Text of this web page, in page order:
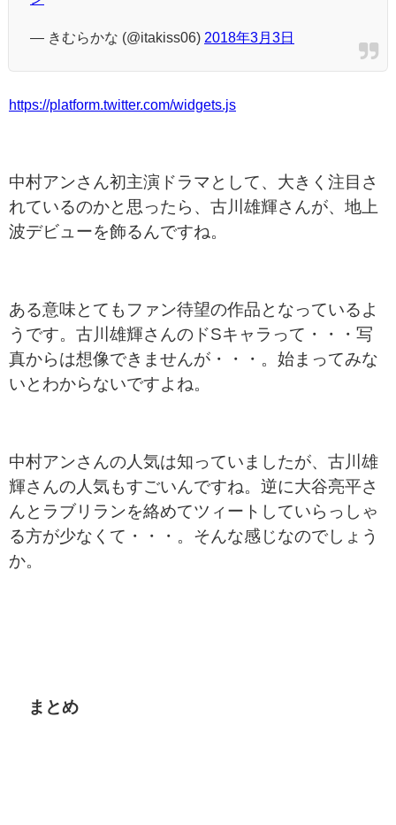
— きむらかな (@itakiss06) 2018年3月3日
https://platform.twitter.com/widgets.js
中村アンさん初主演ドラマとして、大きく注目さ
れているのかと思ったら、古川雄輝さんが、地上
波デビューを飾るんですね。
ある意味とてもファン待望の作品となっているよ
うです。古川雄輝さんのドSキャラって・・・写
真からは想像できませんが・・・。始まってみな
いとわからないですよね。
中村アンさんの人気は知っていましたが、古川雄
輝さんの人気もすごいんですね。逆に大谷亮平さ
んとラブリランを絡めてツィートしていらっしゃ
る方が少なくて・・・。そんな感じなのでしょう
か。
まとめ